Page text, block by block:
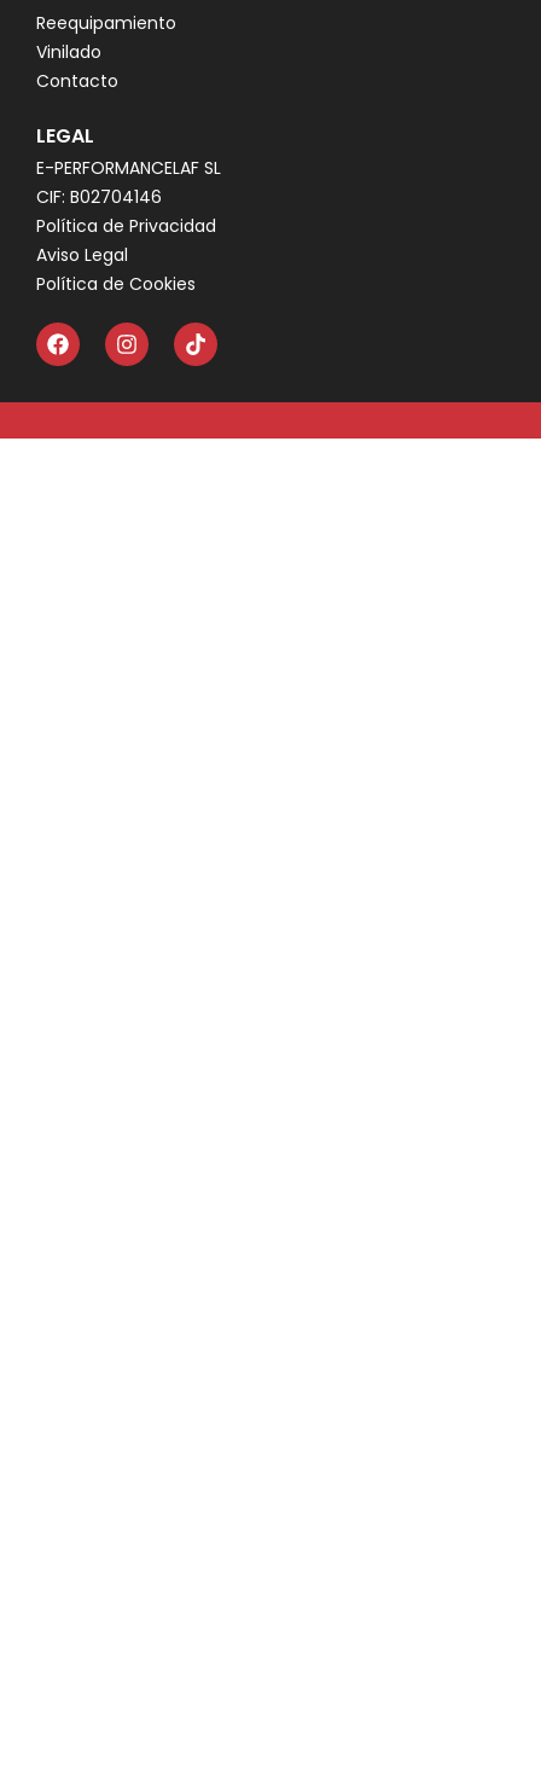
Reequipamiento
Vinilado
Contacto
LEGAL
E-PERFORMANCELAF SL
CIF: B02704146
Política de Privacidad
Aviso Legal
Política de Cookies